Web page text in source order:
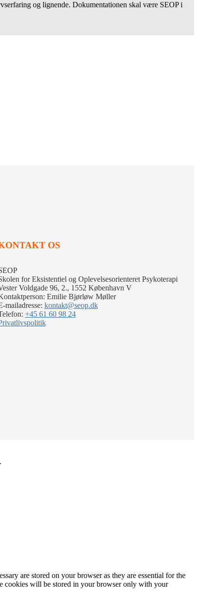
og lignende. Dokumentationen skal være SEOP i
OS
for Eksistentiel og Oplevelsesorienteret Psykoterapi
Voldgade 96, 2., 1552 København V
Emilie Bjørløw Møller
mailadresse: kontakt@seop.dk
+45 61 60 98 24
are stored on your browser as they are essential for the
cookies will be stored in your browser only with your